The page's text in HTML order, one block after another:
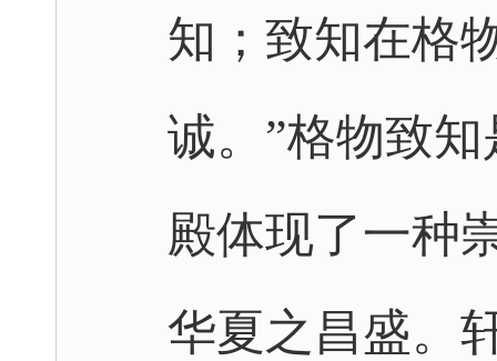
知；致知在格
诚。”格物致
殿体现了一种
华夏之昌盛。